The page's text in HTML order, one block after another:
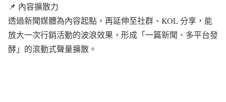
📌 內容擴散力
透過新聞媒體為內容起點，再延伸至社群、KOL 分享，能
放大一次行銷活動的波浪效果，形成「一篇新聞、多平台發
酵」的滾動式聲量擴散。